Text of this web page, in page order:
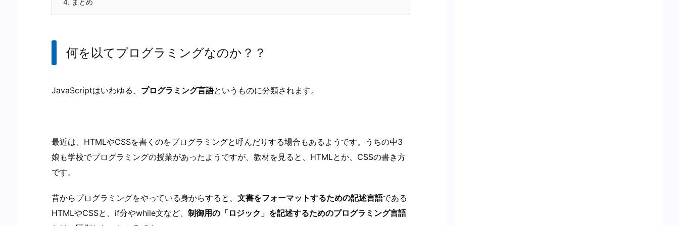
何を以てプログラミングなのか？？
JavaScriptはいわゆる、 プログラミング言語というものに分類されます。
最近は、HTMLやCSSを書くのをプログラミングと呼んだりする場合もあるようです。うちの中3
娘も学校でプログラミングの授業があったようですが、教材を見ると、HTMLとか、CSSの書き方
です。
昔からプログラミングをやっている身からすると、 文書をフォーマットするための記述言語である
HTMLやCSSと、if分やwhile文など、 制御用の「ロジック」を記述するためのプログラミング言語